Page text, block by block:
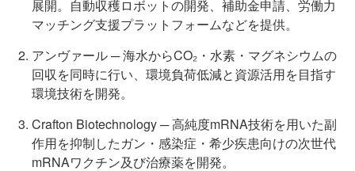
展開。自動収穫ロボットの開発、補助金申請、労働力
マッチング支援プラットフォームなどを提供。
アンヴァール ─ 海水からCO₂・水素・マグネシウムの
回収を同時に行い、環境負荷低減と資源活用を目指す
環境技術を開発。
Crafton Biotechnology ─ 高純度mRNA技術を用いた副
作用を抑制したガン・感染症・希少疾患向けの次世代
mRNAワクチン及び治療薬を開発。